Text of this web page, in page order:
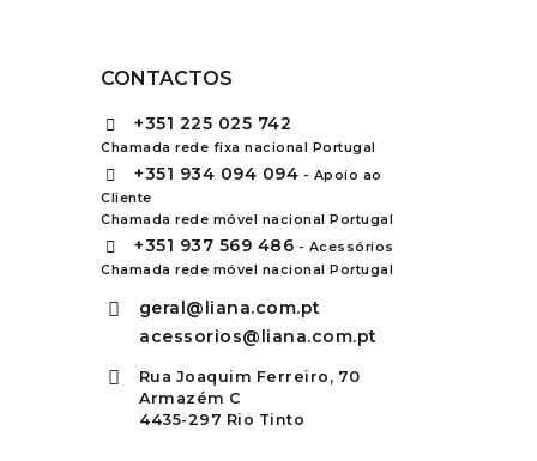
CONTACTOS
+351 225 025 742
Chamada rede fixa nacional Portugal
+351 934 094 094 - Apoio ao
Cliente
Chamada rede móvel nacional Portugal
+351 937 569 486 - Acessórios
Chamada rede móvel nacional Portugal
geral@liana.com.pt
acessorios@liana.com.pt
Rua Joaquim Ferreiro, 70
Armazém C
4435-297 Rio Tinto